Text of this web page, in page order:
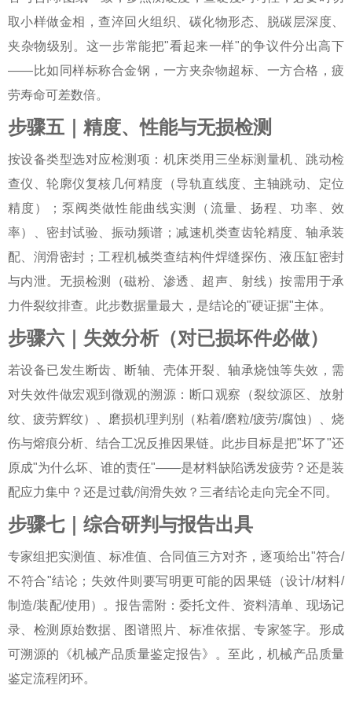
取小样做金相，查淬回火组织、碳化物形态、脱碳层深度、
夹杂物级别。这一步常能把"看起来一样"的争议件分出高下
——比如同样标称合金钢，一方夹杂物超标、一方合格，疲
劳寿命可差数倍。
步骤五｜精度、性能与无损检测
按设备类型选对应检测项：机床类用三坐标测量机、跳动检
查仪、轮廓仪复核几何精度（导轨直线度、主轴跳动、定位
精度）；泵阀类做性能曲线实测（流量、扬程、功率、效
率）、密封试验、振动频谱；减速机类查齿轮精度、轴承装
配、润滑密封；工程机械类查结构件焊缝探伤、液压缸密封
与内泄。无损检测（磁粉、渗透、超声、射线）按需用于承
力件裂纹排查。此步数据量最大，是结论的"硬证据"主体。
步骤六｜失效分析（对已损坏件必做）
若设备已发生断齿、断轴、壳体开裂、轴承烧蚀等失效，需
对失效件做宏观到微观的溯源：断口观察（裂纹源区、放射
纹、疲劳辉纹）、磨损机理判别（粘着/磨粒/疲劳/腐蚀）、烧
伤与熔痕分析、结合工况反推因果链。此步目标是把"坏了"还
原成"为什么坏、谁的责任"——是材料缺陷诱发疲劳？还是装
配应力集中？还是过载/润滑失效？三者结论走向完全不同。
步骤七｜综合研判与报告出具
专家组把实测值、标准值、合同值三方对齐，逐项给出"符合/
不符合"结论；失效件则要写明更可能的因果链（设计/材料/
制造/装配/使用）。报告需附：委托文件、资料清单、现场记
录、检测原始数据、图谱照片、标准依据、专家签字。形成
可溯源的《机械产品质量鉴定报告》。至此， 机械产品质量
鉴定流程闭环。